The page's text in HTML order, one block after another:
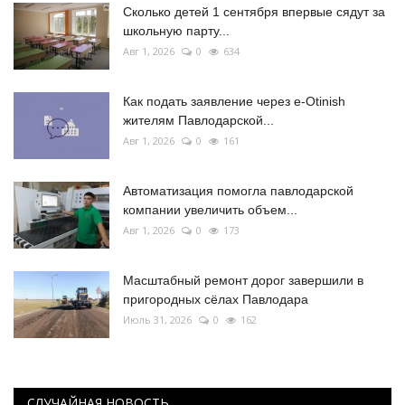
Сколько детей 1 сентября впервые сядут за
школьную парту...
Авг 1, 2026 0 634
Как подать заявление через e-Otinish
жителям Павлодарской...
Авг 1, 2026 0 161
Автоматизация помогла павлодарской
компании увеличить объем...
Авг 1, 2026 0 173
Масштабный ремонт дорог завершили в
пригородных сёлах Павлодара
Июль 31, 2026 0 162